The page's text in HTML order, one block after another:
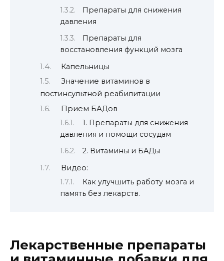
Препараты для снижения
давления
Препараты для
восстановления функций мозга
Капельницы
Значение витаминов в
постинсультной реабилитации
Прием БАДов
1. Препараты для снижения
давления и помощи сосудам
2. Витамины и БАДы
Видео:
Как улучшить работу мозга и
память без лекарств.
Лекарственные препараты